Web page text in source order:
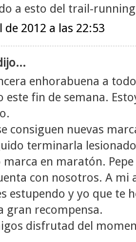
a esto del trail-
de 2012 a las 22:53
enhorabuena a
este fin de semana.
consiguen nuevas
terminarla
marca en maratón.
con nosotros. A mi
estupendo y yo que te
gran recompensa.
disfrutad del